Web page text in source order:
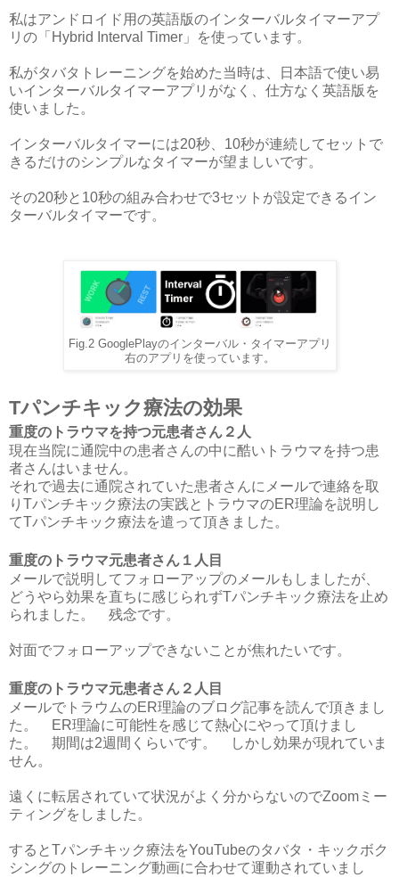
私はアンドロイド用の英語版のインターバルタイマーアプ
リの「Hybrid Interval Timer」を使っています。
私がタバタトレーニングを始めた当時は、日本語で使い易
いインターバルタイマーアプリがなく、仕方なく英語版を
使いました。
インターバルタイマーには20秒、10秒が連続してセットで
きるだけのシンプルなタイマーが望ましいです。
その20秒と10秒の組み合わせで3セットが設定できるイン
ターバルタイマーです。
Fig.2 GooglePlayのインターバル・タイマーアプリ
右のアプリを使っています。
Tパンチキック療法の効果
重度のトラウマを持つ元患者さん２人
現在当院に通院中の患者さんの中に酷いトラウマを持つ患
者さんはいません。
それで過去に通院されていた患者さんにメールで連絡を取
りTパンチキック療法の実践とトラウマのER理論を説明し
てTパンチキック療法を遣って頂きました。
重度のトラウマ元患者さん１人目
メールで説明してフォローアップのメールもしましたが、
どうやら効果を直ちに感じられずTパンチキック療法を止め
られました。 残念です。
対面でフォローアップできないことが焦れたいです。
重度のトラウマ元患者さん２人目
メールでトラウムのER理論のブログ記事を読んで頂きまし
た。 ER理論に可能性を感じて熱心にやって頂けまし
た。 期間は2週間くらいです。 しかし効果が現れていま
せん。
遠くに転居されていて状況がよく分からないのでZoomミー
ティングをしました。
するとTパンチキック療法をYouTubeのタバタ・キックボク
シングのトレーニング動画に合わせて運動されていまし